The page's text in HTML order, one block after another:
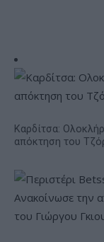
Καρδίτσα:
απόκτηση του